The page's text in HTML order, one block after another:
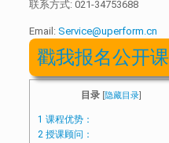
联系方式: 021-34753688
Email: Service@uperform.cn
戳我报名公开课
目录 [隐藏目录]
1 课程优势：
2授课顾问：